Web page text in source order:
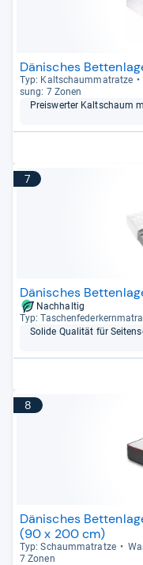
Dänisches
Typ: Kalt­schaum­ma­tratze
sung: 7 Zonen
Preis­wer­ter Kalt­schaum
7
Dänisches
Nachhaltig
Typ:
Solide Qua­li­tät für
8
Dänisches
(90 x 200 cm)
Typ: Schaum­ma­tratze
7 Zonen